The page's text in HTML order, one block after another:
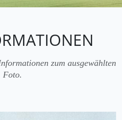
zum ausgewählten
Foto.